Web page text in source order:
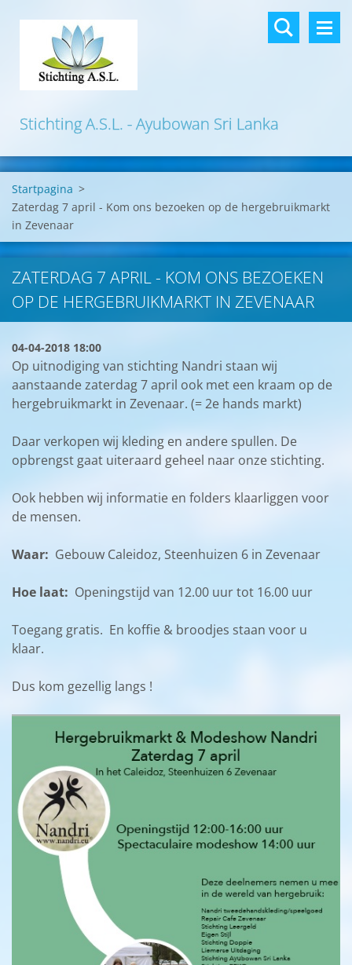
Stichting A.S.L. - Ayubowan Sri Lanka
Startpagina >
Zaterdag 7 april - Kom ons bezoeken op de hergebruikmarkt
in Zevenaar
ZATERDAG 7 APRIL - KOM ONS BEZOEKEN
OP DE HERGEBRUIKMARKT IN ZEVENAAR
04-04-2018 18:00
Op uitnodiging van stichting Nandri staan wij
aanstaande zaterdag 7 april ook met een kraam op de
hergebruikmarkt in Zevenaar. (= 2e hands markt)
Daar verkopen wij kleding en andere spullen. De
opbrengst gaat uiteraard geheel naar onze stichting.
Ook hebben wij informatie en folders klaarliggen voor
de mensen.
Waar: Gebouw Caleidoz, Steenhuizen 6 in Zevenaar
Hoe laat: Openingstijd van 12.00 uur tot 16.00 uur
Toegang gratis. En koffie & broodjes staan voor u
klaar.
Dus kom gezellig langs !